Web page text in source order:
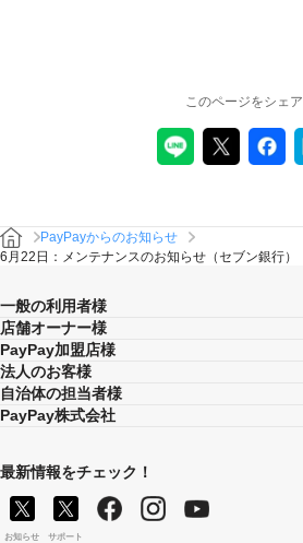
このページをシェア
PayPayからのお知らせ
6月22日：メンテナンスのお知らせ（セブン銀行）
一般の利用者様
店舗オーナー様
PayPay加盟店様
法人のお客様
自治体の担当者様
PayPay株式会社
最新情報をチェック！
お知らせ サポート